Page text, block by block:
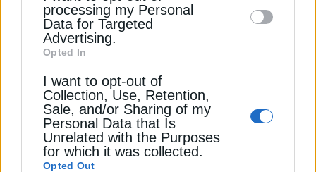
processing my Personal
Data for Targeted
Advertising.
Opted In
I want to opt-out of
Collection, Use, Retention,
Sale, and/or Sharing of my
Personal Data that Is
Unrelated with the Purposes
for which it was collected.
Opted Out
“Όμηροι” του καύσωνα τα δίκτυα
ηλεκτρισμού σε όλη την Ευρώπη
19 Ιουλίου 2024